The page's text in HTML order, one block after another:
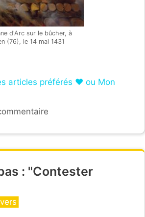
d'Arc sur le bûcher, à
(76), le 14 mai 1431
articles préférés ❤ ou Mon
: "Contester